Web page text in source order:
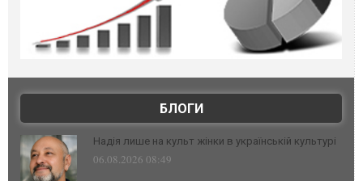
БЛОГИ
Надія лише на культ жінки в українській культурі
06.08.2026 08:49